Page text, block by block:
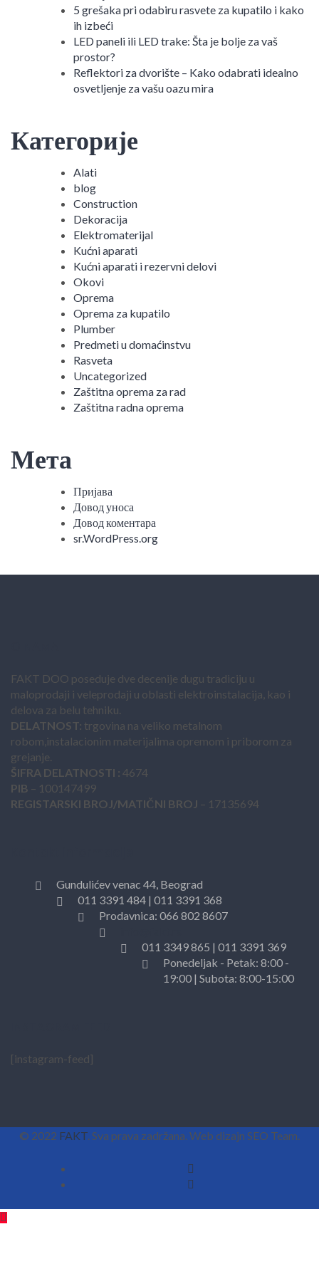
5 grešaka pri odabiru rasvete za kupatilo i kako
ih izbeći
LED paneli ili LED trake: Šta je bolje za vaš
prostor?
Reflektori za dvorište – Kako odabrati idealno
osvetljenje za vašu oazu mira
Категорије
Alati
blog
Construction
Dekoracija
Elektromaterijal
Kućni aparati
Kućni aparati i rezervni delovi
Okovi
Oprema
Oprema za kupatilo
Plumber
Predmeti u domaćinstvu
Rasveta
Uncategorized
Zaštitna oprema za rad
Zaštitna radna oprema
Мета
Пријава
Довод уноса
Довод коментара
sr.WordPress.org
FAKT DOO poseduje dve decenije dugu tradiciju u
maloprodaji i veleprodaji u oblasti elektroinstalacija, kao i
delova za belu tehniku.
DELATNOST: trgovina na veliko metalnom
robom,instalacionim materijalima opremom i priborom za
grejanje.
ŠIFRA DELATNOSTI : 4674
PIB – 100147499
REGISTARSKI BROJ/MATIČNI BROJ – 17135694
Gundulićev venac 44, Beograd
011 3391 484 | 011 3391 368
Prodavnica: 066 802 8607
011 3349 865 | 011 3391 369
Ponedeljak - Petak: 8:00 -
19:00 | Subota: 8:00-15:00
[instagram-feed]
© 2022 FAKT. Sva prava zadržana. Web dizajn SEO Team.